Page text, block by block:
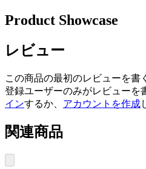
Product Showcase
レビュー
この商品の最初のレビューを書く
登録ユーザーのみがレビューを
インするか、 アカウントを作成
関連商品